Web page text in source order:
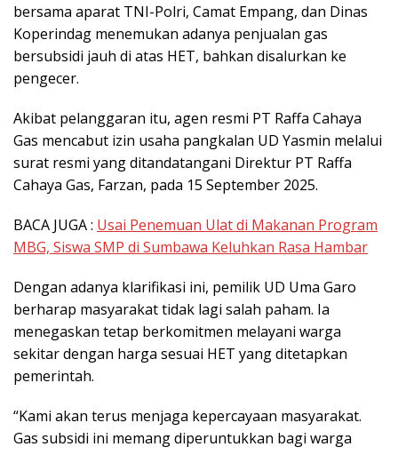
bersama aparat TNI-Polri, Camat Empang, dan Dinas
Koperindag menemukan adanya penjualan gas
bersubsidi jauh di atas HET, bahkan disalurkan ke
pengecer.
Akibat pelanggaran itu, agen resmi PT Raffa Cahaya
Gas mencabut izin usaha pangkalan UD Yasmin melalui
surat resmi yang ditandatangani Direktur PT Raffa
Cahaya Gas, Farzan, pada 15 September 2025.
BACA JUGA : Usai Penemuan Ulat di Makanan Program
MBG, Siswa SMP di Sumbawa Keluhkan Rasa Hambar
Dengan adanya klarifikasi ini, pemilik UD Uma Garo
berharap masyarakat tidak lagi salah paham. Ia
menegaskan tetap berkomitmen melayani warga
sekitar dengan harga sesuai HET yang ditetapkan
pemerintah.
“Kami akan terus menjaga kepercayaan masyarakat.
Gas subsidi ini memang diperuntukkan bagi warga